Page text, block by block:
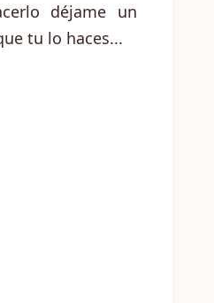
déjame un
tu lo haces...